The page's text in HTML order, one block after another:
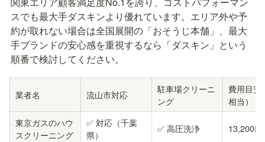
スでも最大手ダスキンより優れています。エリア外や予
約が取れない場合は全国展開の「おそうじ本舗」、最大
手ブランドの安心感を重視するなら「ダスキン」という
順番で検討してください。
業者名 流山市対応
駐車場クリーニ
ング
費用目安
相当）
東京ガスのハウ
スクリーニング
✅ 対応（千葉
県）
✅ 高圧洗浄 13,200円